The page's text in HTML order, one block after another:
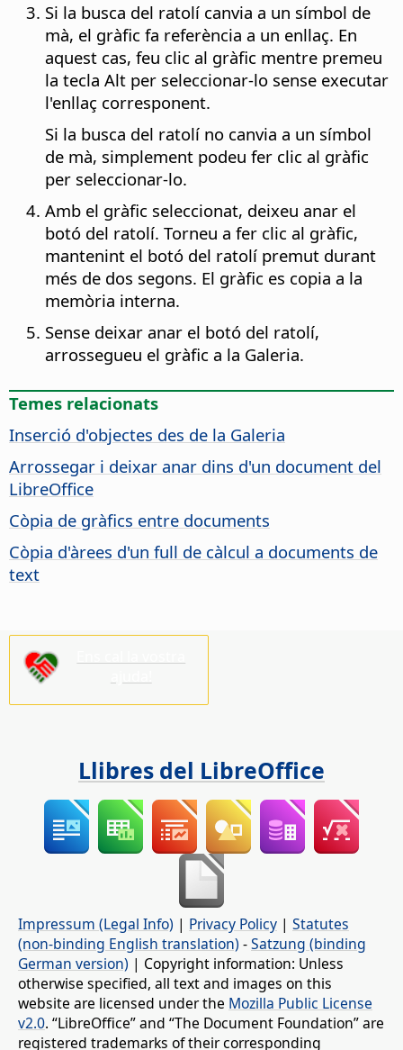
Si la busca del ratolí canvia a un símbol de
mà, el gràfic fa referència a un enllaç. En
aquest cas, feu clic al gràfic mentre premeu
la tecla Alt per seleccionar-lo sense executar
l'enllaç corresponent.
Si la busca del ratolí no canvia a un símbol
de mà, simplement podeu fer clic al gràfic
per seleccionar-lo.
Amb el gràfic seleccionat, deixeu anar el
botó del ratolí. Torneu a fer clic al gràfic,
mantenint el botó del ratolí premut durant
més de dos segons. El gràfic es copia a la
memòria interna.
Sense deixar anar el botó del ratolí,
arrossegueu el gràfic a la Galeria.
Temes relacionats
Inserció d'objectes des de la Galeria
Arrossegar i deixar anar dins d'un document del
LibreOffice
Còpia de gràfics entre documents
Còpia d'àrees d'un full de càlcul a documents de
text
Llibres del LibreOffice
Impressum (Legal Info) | Privacy Policy | Statutes
(non-binding English translation) -Satzung (binding
German version) | Copyright information: Unless
otherwise specified, all text and images on this
website are licensed under the Mozilla Public License
v2.0. “LibreOffice” and “The Document Foundation” are
registered trademarks of their corresponding